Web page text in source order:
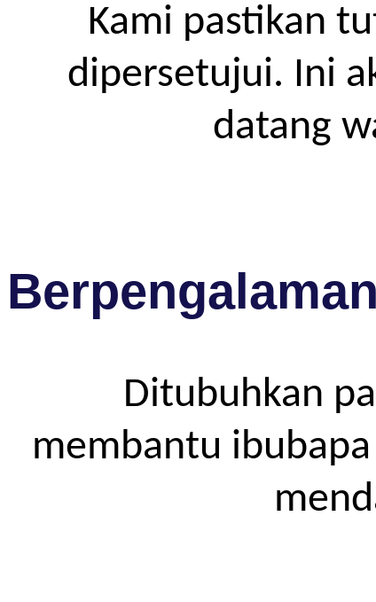
Kami pastikan
dipersetujui. Ini
datang
Berpengalaman
Ditubuhkan
membantu